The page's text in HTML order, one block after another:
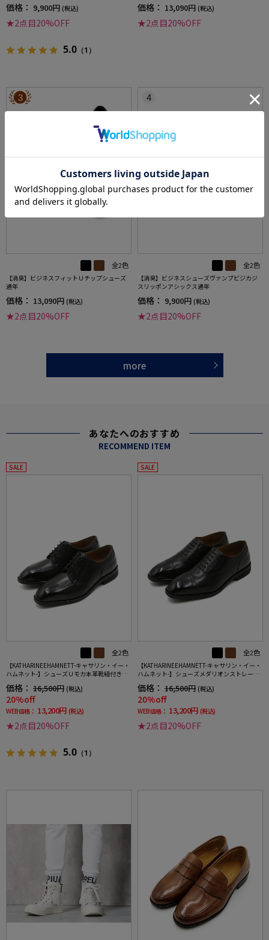
価格： 9,900円 (税込)
★2点目20%OFF
5.0 （1）
価格： 13,090円 (税込)
★2点目20%OFF
3
全2色
【消臭】ビジネスフィットＵチップシューズ
通年
価格： 13,090円 (税込)
★2点目20%OFF
4
全2色
【消臭】ビジネスシューズヴァンプビジカジ
スリッポンアシックス通年
価格： 9,900円 (税込)
★2点目20%OFF
more
あなたへのおすすめ
RECOMMEND ITEM
SALE
全2色
【KATHARINEEHAMNETT-キャサリン・イー・
ハムネット-】シューズＵモカ本革靴紐付き無
価格： 16,500円 (税込)
20%off
WEB価格： 13,200円 (税込)
★2点目20%OFF
5.0 （1）
SALE
全2色
【KATHARINEEHAMNETT-キャサリン・イー・
ハムネット-】シューズメダリオンストレート
価格： 16,500円 (税込)
20%off
WEB価格： 13,200円 (税込)
★2点目20%OFF